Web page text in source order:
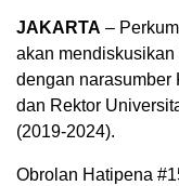
JAKARTA –
akan
dengan narasumber
dan Rektor
(2019-2024).
Obrolan Hatipena